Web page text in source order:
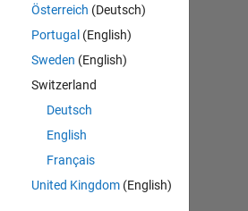
Österreich (Deutsch)
Portugal (English)
Sweden (English)
Switzerland
Deutsch
English
Français
United Kingdom(English)